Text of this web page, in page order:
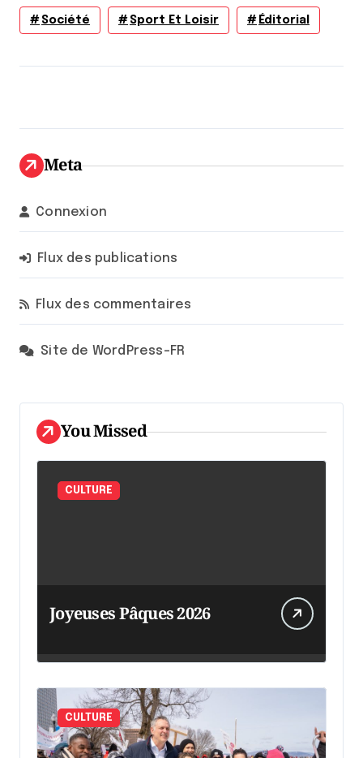
Société Sport Et Loisir Éditorial
Meta
Connexion
Flux des publications
Flux des commentaires
Site de WordPress-FR
You Missed
CULTURE
Joyeuses Pâques 2026
CULTURE